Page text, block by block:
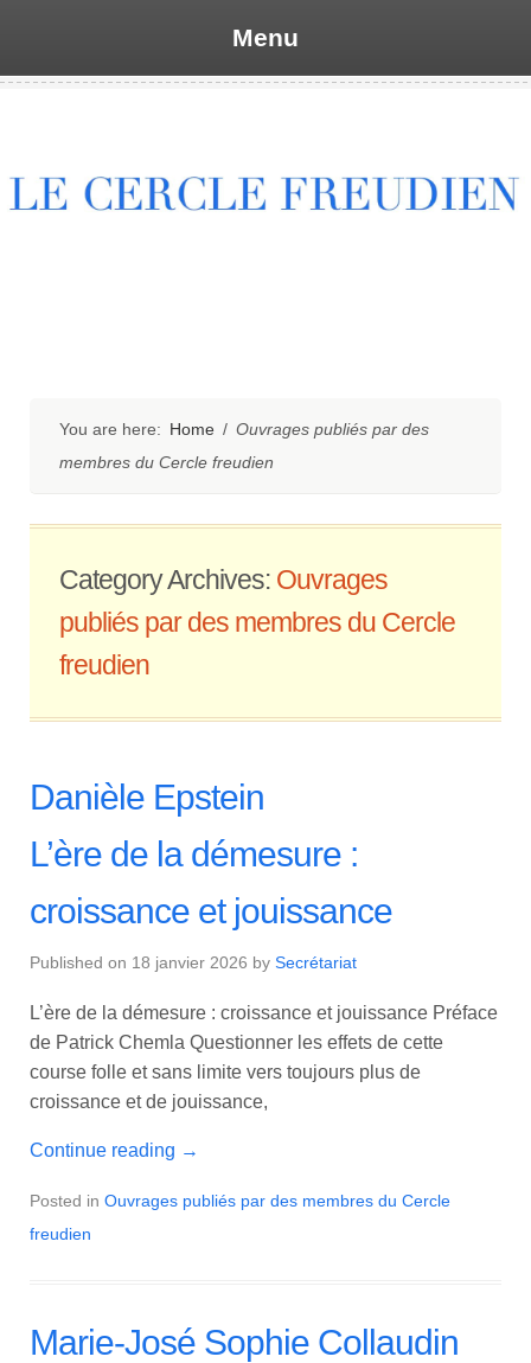
Menu
You are here: Home / Ouvrages publiés par des
membres du Cercle freudien
Category Archives: Ouvrages
publiés par des membres du Cercle
freudien
Danièle Epstein
L’ère de la démesure :
croissance et jouissance
Published on 18 janvier 2026 by Secrétariat
L’ère de la démesure : croissance et jouissance Préface
de Patrick Chemla Questionner les effets de cette
course folle et sans limite vers toujours plus de
croissance et de jouissance,
Continue reading →
Posted in Ouvrages publiés par des membres du Cercle
freudien
Marie-José Sophie Collaudin